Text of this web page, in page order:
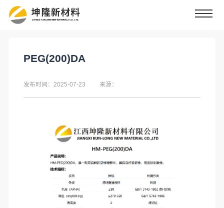
PEG(200)DA
发布时间：2025-07-23 来源：